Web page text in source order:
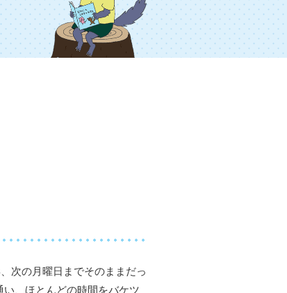
次の月曜日までそのままだっ
、ほとんどの時間をバケツ